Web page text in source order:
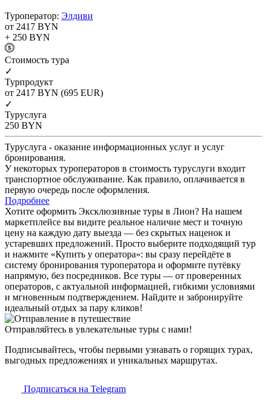
Туроператор: Элдиви
от 2417 BYN
+ 250 BYN
Cтоимость тура
✓
Турпродукт
от 2417 BYN (695 EUR)
✓
Туруслуга
250 BYN
Туруслуга - оказание информационных услуг и услуг
бронирования.
У некоторых туроператоров в стоимость туруслуги входит
транспортное обслуживание. Как правило, оплачивается в
первую очередь после оформления.
Подробнее
Хотите оформить Эксклюзивные туры в Лион? На нашем
маркетплейсе вы видите реальное наличие мест и точную
цену на каждую дату выезда — без скрытых наценок и
устаревших предложений. Просто выберите подходящий тур
и нажмите «Купить у оператора»: вы сразу перейдёте в
систему бронирования туроператора и оформите путёвку
напрямую, без посредников. Все туры — от проверенных
операторов, с актуальной информацией, гибкими условиями
и мгновенным подтверждением. Найдите и забронируйте
идеальный отдых за пару кликов!
Отправляйтесь в увлекательные туры с нами!
Подписывайтесь, чтобы первыми узнавать о горящих турах,
выгодных предложениях и уникальных маршрутах.
Подписаться на Telegram